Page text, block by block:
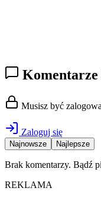
Komentarze
Musisz być
Zaloguj się
Najnowsze Najlepsze
Brak komentarzy. Bądź
REKLAMA